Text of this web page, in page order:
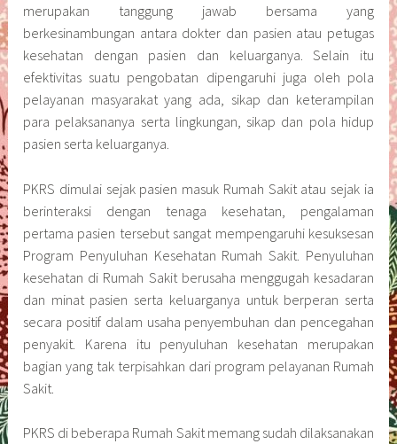
merupakan tanggung jawab bersama yang
berkesinambungan antara dokter dan pasien atau petugas
kesehatan dengan pasien dan keluarganya. Selain itu
efektivitas suatu pengobatan dipengaruhi juga oleh pola
pelayanan masyarakat yang ada, sikap dan keterampilan
para pelaksananya serta lingkungan, sikap dan pola hidup
pasien serta keluarganya.
PKRS dimulai sejak pasien masuk Rumah Sakit atau sejak ia
berinteraksi dengan tenaga kesehatan, pengalaman
pertama pasien tersebut sangat mempengaruhi kesuksesan
Program Penyuluhan Kesehatan Rumah Sakit. Penyuluhan
kesehatan di Rumah Sakit berusaha menggugah kesadaran
dan minat pasien serta keluarganya untuk berperan serta
secara positif dalam usaha penyembuhan dan pencegahan
penyakit. Karena itu penyuluhan kesehatan merupakan
bagian yang tak terpisahkan dari program pelayanan Rumah
Sakit.
PKRS di beberapa Rumah Sakit memang sudah dilaksanakan